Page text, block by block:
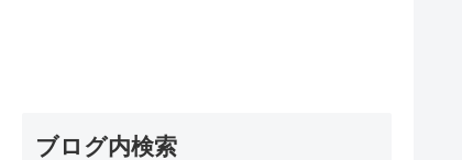
ブログ内検索